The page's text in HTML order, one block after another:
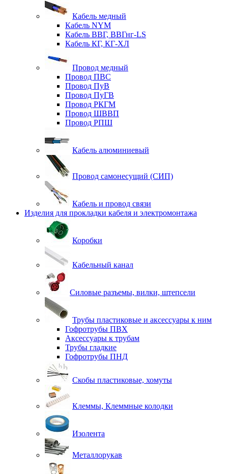
Кабель медный
Кабель NYM
Кабель ВВГ, ВВГнг-LS
Кабель КГ, КГ-ХЛ
Провод медный
Провод ПВС
Провод ПуВ
Провод ПуГВ
Провод РКГМ
Провод ШВВП
Провод РПШ
Кабель алюминиевый
Провод самонесущий (СИП)
Кабель и провод связи
Изделия для прокладки кабеля и электромонтажа
Коробки
Кабельный канал
Силовые разъемы, вилки, штепсели
Трубы пластиковые и аксессуары к ним
Гофротрубы ПВХ
Аксессуары к трубам
Трубы гладкие
Гофротрубы ПНД
Скобы пластиковые, хомуты
Клеммы, Клеммные колодки
Изолента
Металлорукав